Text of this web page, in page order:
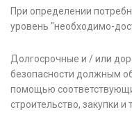
При определении
уровень "необходимо-
Долгосрочные и / или
безопасности должным
помощью
строительство, закупки и